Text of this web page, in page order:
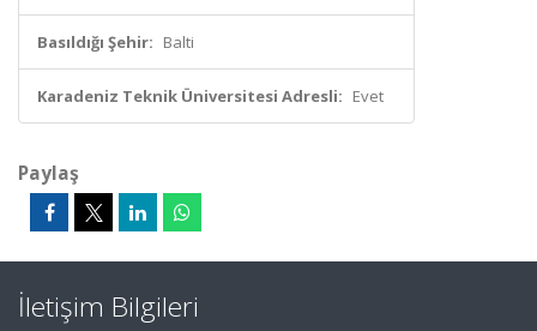
Basıldığı Şehir: Balti
Karadeniz Teknik Üniversitesi Adresli: Evet
Paylaş
İletişim Bilgileri